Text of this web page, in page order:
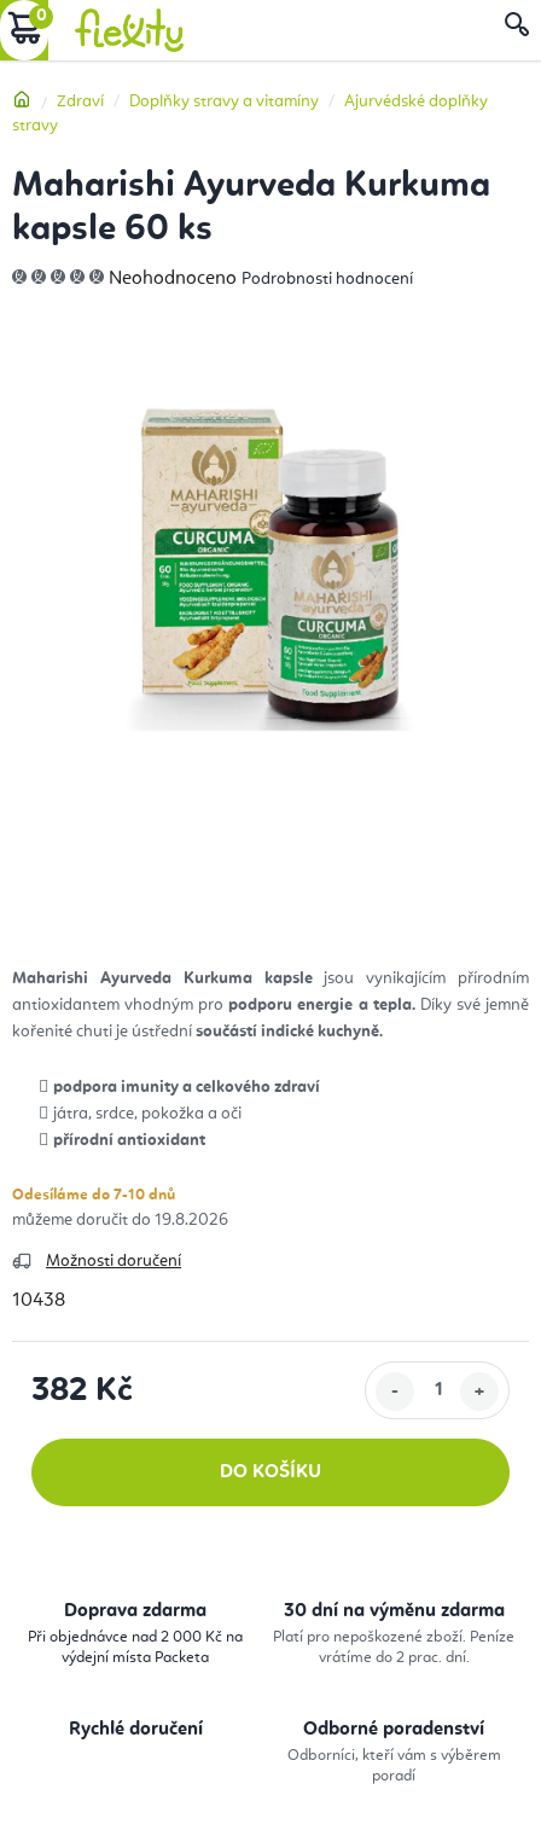
Přejít
na
NÁKUPNÍ
DomůZdraví Doplňky stravy a vitamíny
Ajurvédské doplňky
stravy
Maharishi Ayurveda Kurkuma kapslejsou vynikajícím přírodním
antioxidantem vhodným propodporu energie a tepla.Díky své jemně
kořenité chuti je ústřední součástí indické kuchyně.
podpora imunity a celkového zdraví
játra, srdce, pokožka a oči
přírodní antioxidant
Odesíláme do 7-10 dnů
19.8.2026
Možnosti doručení
10438
382 Kč
DO KOŠÍKU
Maharishi Ayurveda Kurkuma
kapsle 60 ks
Průměrné
hodnocení
Neohodnoceno Podrobnosti hodnocení
Doprava zdarma
Při objednávce nad 2 000 Kč na
výdejní místa Packeta
30 dní na výměnu zdarma
Platí pro nepoškozené zboží. Peníze
vrátíme do 2 prac. dní.
Rychlé doručení Odborné poradenství
Odborníci, kteří vám s výběrem
poradí